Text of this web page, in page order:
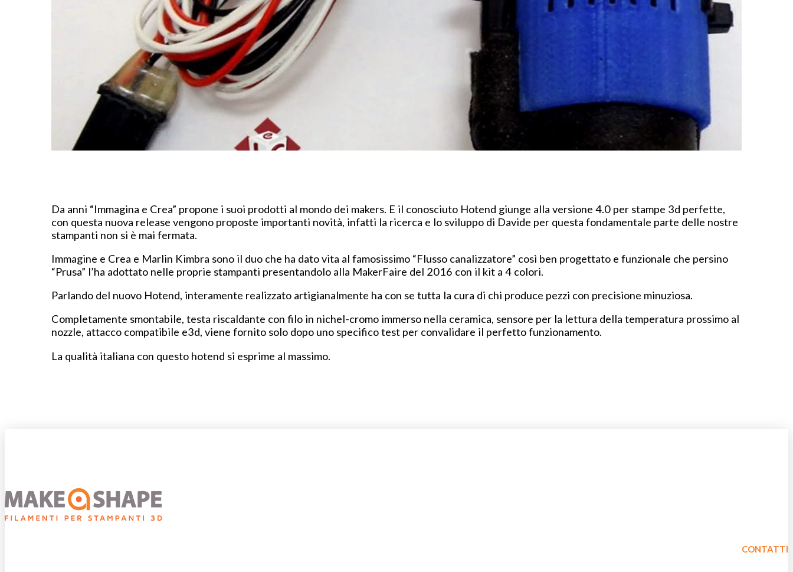
Da anni “Immagina e Crea” propone i suoi prodotti al mondo dei makers. E il conosciuto Hotend giunge alla versione 4.0 per stampe 3d perfette,
con questa nuova release vengono proposte importanti novità, infatti la ricerca e lo sviluppo di Davide per questa fondamentale parte delle nostre
stampanti non si è mai fermata.
Immagine e Crea e Marlin Kimbra sono il duo che ha dato vita al famosissimo “Flusso canalizzatore” così ben progettato e funzionale che persino
“Prusa” l’ha adottato nelle proprie stampanti presentandolo alla MakerFaire del 2016 con il kit a 4 colori.
Parlando del nuovo Hotend, interamente realizzato artigianalmente ha con se tutta la cura di chi produce pezzi con precisione minuziosa.
Completamente smontabile, testa riscaldante con filo in nichel-cromo immerso nella ceramica, sensore per la lettura della temperatura prossimo al
nozzle, attacco compatibile e3d, viene fornito solo dopo uno specifico test per convalidare il perfetto funzionamento.
La qualità italiana con questo hotend si esprime al massimo.
CONTATTI